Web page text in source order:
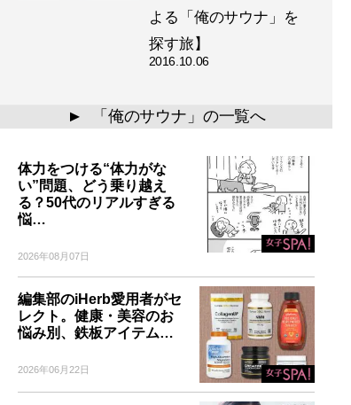
よる「俺のサウナ」を
探す旅】
2016.10.06
▲ 「俺のサウナ」の一覧へ
体力をつける“体力がな
い”問題、どう乗り越え
る？50代のリアルすぎる
悩…
2026年08月07日
編集部のiHerb愛用者がセ
レクト。健康・美容のお
悩み別、鉄板アイテム…
2026年06月22日